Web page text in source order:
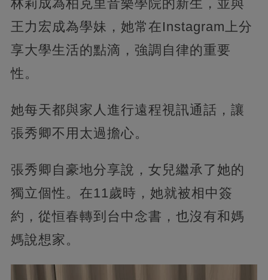
林莉成為柏克里音樂學院的新生， 並與
王力宏成為學妹，她常在Instagram上分
享大學生活的點滴，強調自律的重要
性。
她每天都與家人進行遠程視訊通話，讓
張秀卿不用太過擔心。
張秀卿自豪地分享說，女兒繼承了她的
獨立個性。 在11歲時，她就被相中簽
約，從恒春轉到台中念書，也沒有和媽
媽說想家。